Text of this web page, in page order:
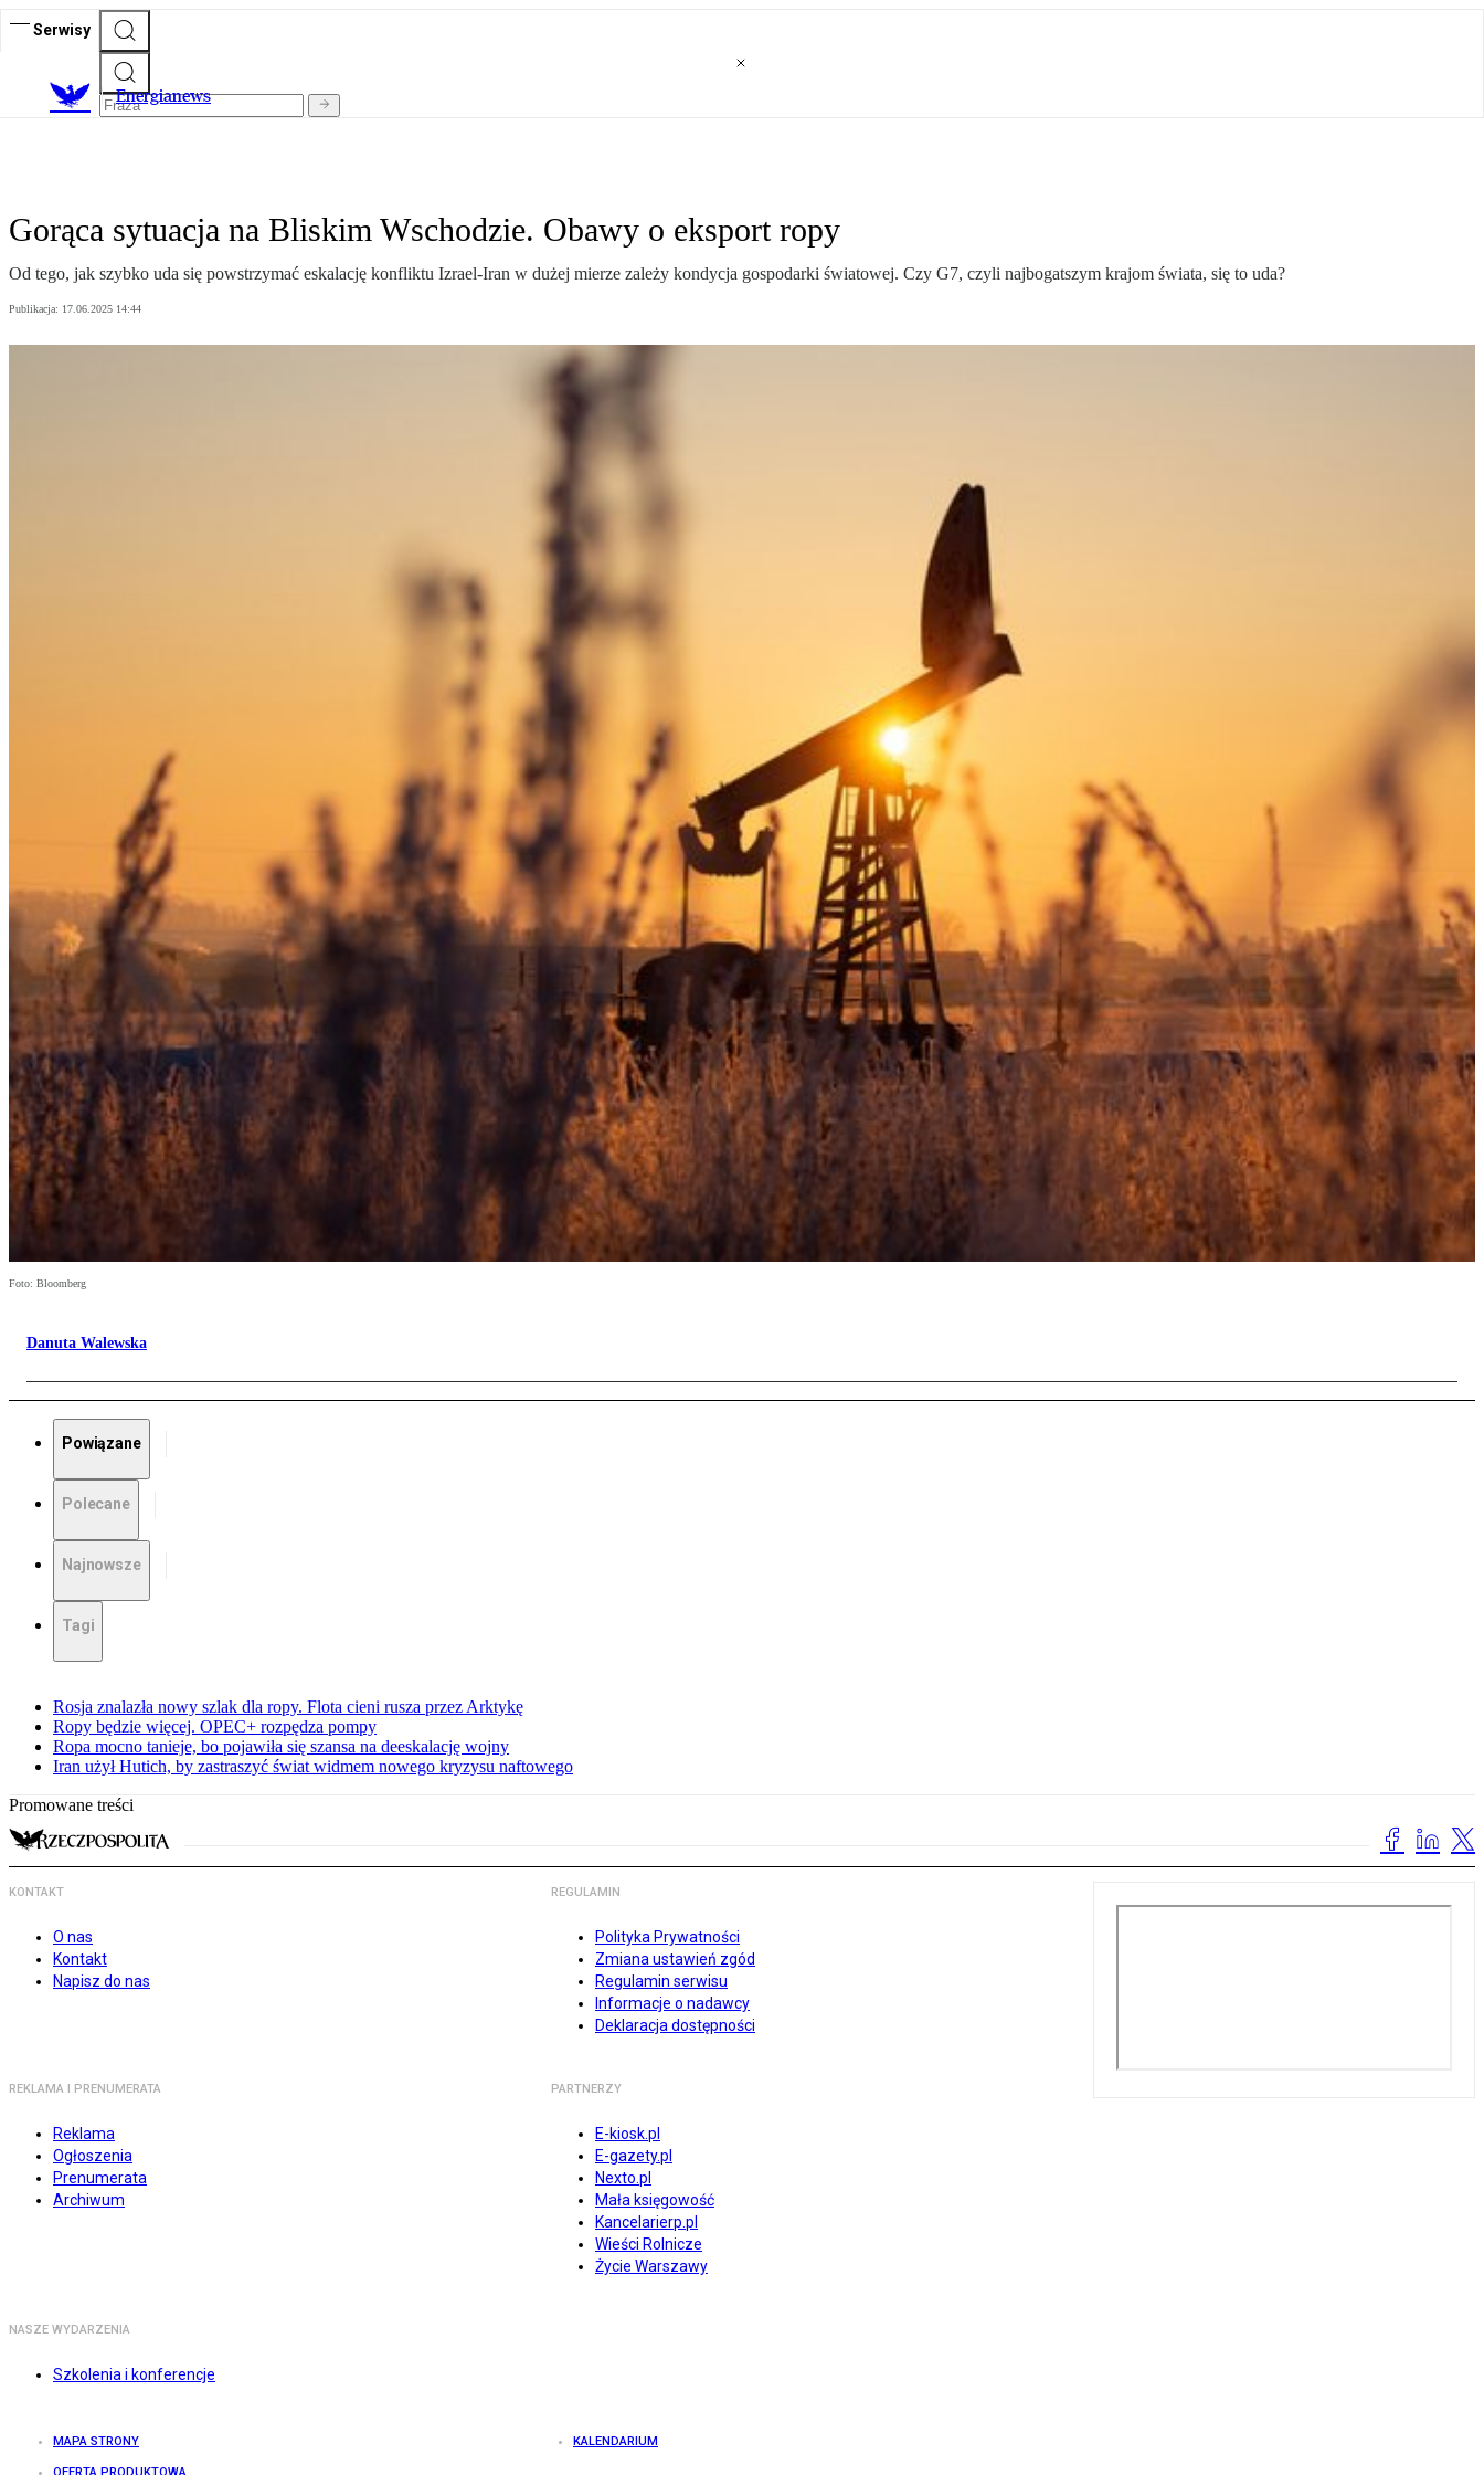
Serwisy
Energianews
Gorąca sytuacja na Bliskim Wschodzie. Obawy o eksport ropy
Od tego, jak szybko uda się powstrzymać eskalację konfliktu Izrael-Iran w dużej mierze zależy kondycja gospodarki światowej. Czy G7, czyli najbogatszym krajom świata, się to uda?
Publikacja: 17.06.2025 14:44
Foto: Bloomberg
Danuta Walewska
Powiązane
Polecane
Najnowsze
Tagi
Rosja znalazła nowy szlak dla ropy. Flota cieni rusza przez Arktykę
Ropy będzie więcej. OPEC+ rozpędza pompy
Ropa mocno tanieje, bo pojawiła się szansa na deeskalację wojny
Iran użył Hutich, by zastraszyć świat widmem nowego kryzysu naftowego
Promowane treści
KONTAKT
O nas
Kontakt
Napisz do nas
REGULAMIN
Polityka Prywatności
Zmiana ustawień zgód
Regulamin serwisu
Informacje o nadawcy
Deklaracja dostępności
REKLAMA I PRENUMERATA
Reklama
Ogłoszenia
Prenumerata
Archiwum
PARTNERZY
E-kiosk.pl
E-gazety.pl
Nexto.pl
Mała księgowość
Kancelarierp.pl
Wieści Rolnicze
Życie Warszawy
NASZE WYDARZENIA
Szkolenia i konferencje
MAPA STRONY KALENDARIUM